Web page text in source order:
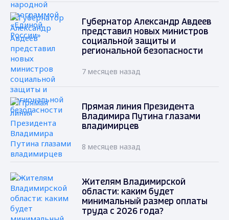
Губернатор Александр Авдеев
представил новых министров
социальной защиты и
региональной безопасности
7 месяцев назад
Прямая линия Президента
Владимира Путина глазами
владимирцев
8 месяцев назад
Жителям Владимирской
области: каким будет
минимальный размер оплаты
труда с 2026 года?